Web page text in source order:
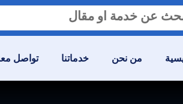
من نحن خدماتنا تواصل